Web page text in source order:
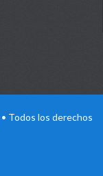
Todos los derechos